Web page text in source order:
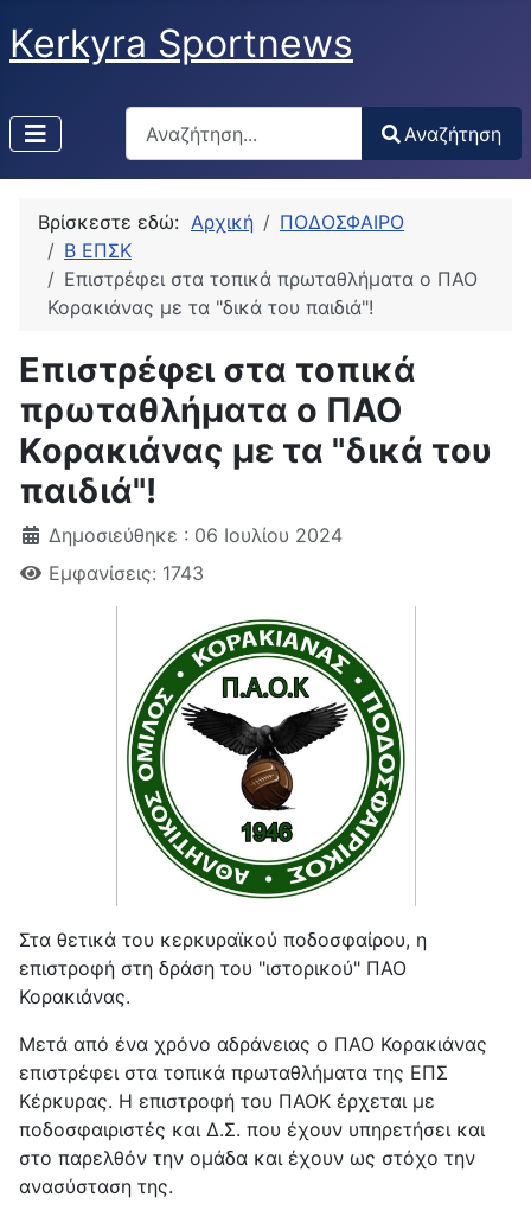
Kerkyra Sportnews
Αναζήτηση
Type 2 or more characters for results.
Αναζήτηση
Βρίσκεστε εδώ: Αρχική
ΠΟΔΟΣΦΑΙΡΟ
Β ΕΠΣΚ
Επιστρέφει στα τοπικά πρωταθλήματα ο ΠΑΟ
Κορακιάνας με τα "δικά του παιδιά"!
Επιστρέφει στα τοπικά
πρωταθλήματα ο ΠΑΟ
Κορακιάνας με τα "δικά του
παιδιά"!
Δημοσιεύθηκε : 06 Ιουλίου 2024
Εμφανίσεις: 1743
Στα θετικά του κερκυραϊκού ποδοσφαίρου, η
επιστροφή στη δράση του "ιστορικού" ΠΑΟ
Κορακιάνας.
Μετά από ένα χρόνο αδράνειας ο ΠΑΟ Κορακιάνας
επιστρέφει στα τοπικά πρωταθλήματα της ΕΠΣ
Κέρκυρας. Η επιστροφή του ΠΑΟΚ έρχεται με
ποδοσφαιριστές και Δ.Σ. που έχουν υπηρετήσει και
στο παρελθόν την ομάδα και έχουν ως στόχο την
ανασύσταση της.